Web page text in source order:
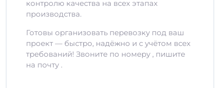
контролю качества на всех этапах
производства.
Готовы организовать перевозку под ваш
проект — быстро, надёжно и с учётом всех
требований! Звоните по номеру , пишите
на почту .